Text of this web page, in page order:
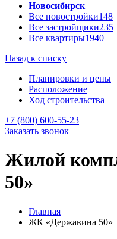
Новосибирск
Все новостройки148
Все застройщики235
Все квартиры1940
Назад к списку
Планировки и цены
Расположение
Ход строительства
+7 (800) 600-55-23
Заказать звонок
Жилой
50»
Главная
ЖК «Державина 50»